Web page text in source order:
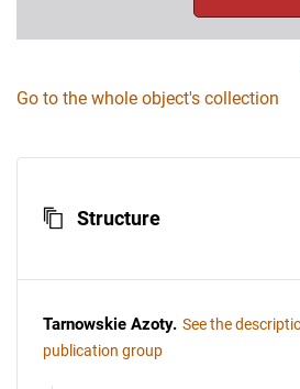
Go to the whole object's collection
Structure
Tarnowskie Azoty. See the
publication group